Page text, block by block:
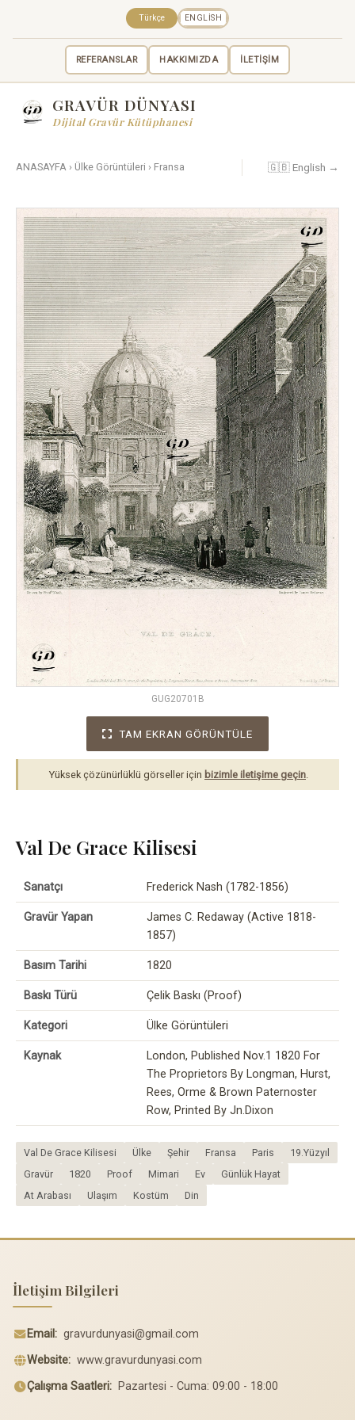
REFERANSLAR HAKKIMIZDA İLETİŞİM
Türkçe ENGLISH
GRAVÜR DÜNYASI
Dijital Gravür Kütüphanesi
ANASAYFA › Ülke Görüntüleri › Fransa 🇬🇧 English →
GUG20701B
TAM EKRAN GÖRÜNTÜLE
Yüksek çözünürlüklü görseller için bizimle iletişime geçin.
Val De Grace Kilisesi
Sanatçı Frederick Nash (1782-1856)
Gravür Yapan
James C. Redaway (Active 1818-
1857)
Basım Tarihi 1820
Baskı Türü Çelik Baskı (Proof)
Kategori Ülke Görüntüleri
Kaynak
London, Published Nov.1 1820 For
The Proprietors By Longman, Hurst,
Rees, Orme & Brown Paternoster
Row, Printed By Jn.Dixon
Val De Grace Kilisesi Ülke Şehir Fransa Paris
19.Yüzyıl
Gravür
1820 Proof Mimari Ev
Günlük Hayat
At Arabası
Ulaşım Kostüm Din
İletişim Bilgileri
Email: gravurdunyasi@gmail.com
Website: www.gravurdunyasi.com
Çalışma Saatleri: Pazartesi - Cuma: 09:00 - 18:00